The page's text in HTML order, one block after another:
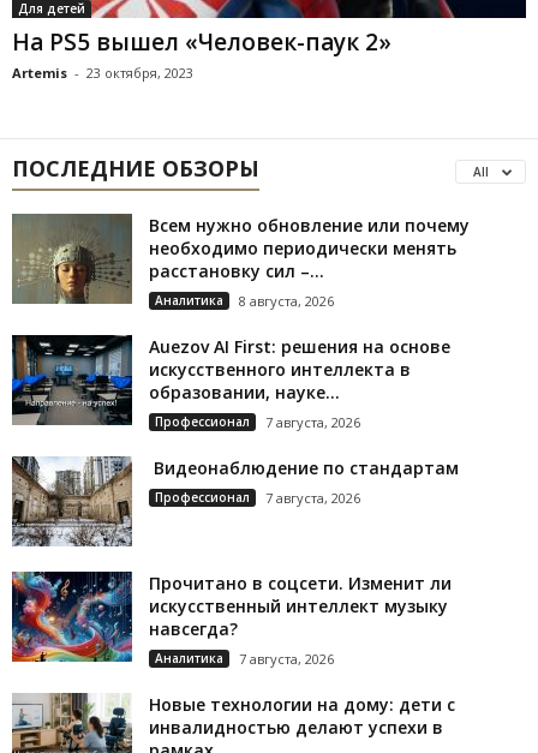
Для детей
На PS5 вышел «Человек-паук 2»
Artemis - 23 октября, 2023
ПОСЛЕДНИЕ ОБЗОРЫ All
Всем нужно обновление или почему
необходимо периодически менять
расстановку сил –...
Аналитика 8 августа, 2026
Auezov AI First: решения на основе
искусственного интеллекта в
образовании, науке...
Профессионал 7 августа, 2026
Видеонаблюдение по стандартам
Профессионал 7 августа, 2026
Прочитано в соцсети. Изменит ли
искусственный интеллект музыку
навсегда?
Аналитика 7 августа, 2026
Новые технологии на дому: дети с
инвалидностью делают успехи в